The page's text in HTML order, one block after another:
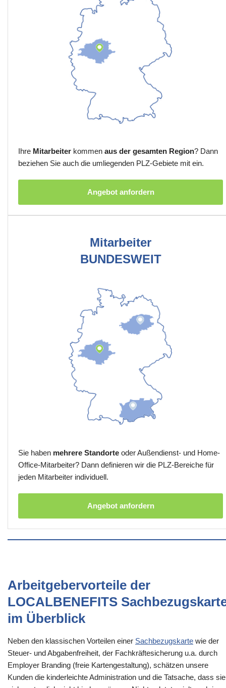
Ihre Mitarbeiter kommen aus der gesamten Region? Dann
beziehen Sie auch die umliegenden PLZ-Gebiete mit ein.
Angebot anfordern
Mitarbeiter
BUNDESWEIT
Sie haben mehrere Standorte oder Außendienst- und Home-
Office-Mitarbeiter? Dann definieren wir die PLZ-Bereiche für
jeden Mitarbeiter individuell.
Angebot anfordern
Arbeitgebervorteile der
LOCALBENEFITS
im Überblick
Neben den klassischen Vorteilen einer Sachbezugskarte wie der
Steuer- und Abgabenfreiheit, der Fachkräftesicherung u.a. durch
Employer Branding (freie Kartengestaltung), schätzen unsere
Kunden die kinderleichte Administration und die Tatsache, dass sie